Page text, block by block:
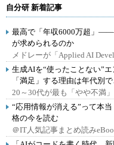
自分研 新着記事
最高で「年収6000万超」
が求められるのか
メドレーが「Applied AI
生成AIを“使ったことない”
「満足」する理由は年代別
20～30代が最も「やや不満」
“応用情報が消える”って本
格の今を読む
＠IT人気記事まとめ読み